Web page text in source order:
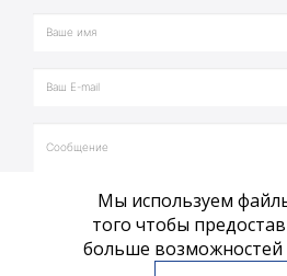
Мы используем
того чтобы
больше возможностей